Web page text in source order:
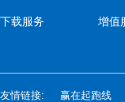
下载服务 增值
友情链接: 赢在起跑线